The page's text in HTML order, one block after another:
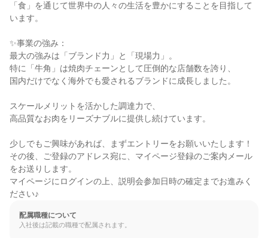
「食」を通じて世界中の人々の生活を豊かにすることを目指して
います。
✨事業の強み：
最大の強みは「ブランド力」と「現場力」。
特に「牛角」は焼肉チェーンとして圧倒的な店舗数を誇り、
国内だけでなく海外でも愛されるブランドに成長しました。
スケールメリットを活かした調達力で、
高品質なお肉をリーズナブルに提供し続けています。
少しでもご興味があれば、まずエントリーをお願いいたします！
その後、ご登録のアドレス宛に、マイページ登録のご案内メール
をお送りします。
マイページにログインの上、説明会参加日時の確定までお進みく
ださい♪
配属職種について
入社後は記載の職種で配属されます。